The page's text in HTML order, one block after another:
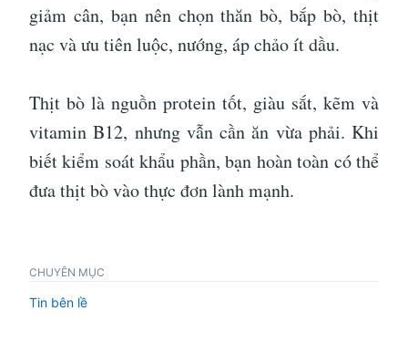
giảm cân, bạn nên chọn thăn bò, bắp bò, thịt
nạc và ưu tiên luộc, nướng, áp chảo ít dầu.
Thịt bò là nguồn protein tốt, giàu sắt, kẽm và
vitamin B12, nhưng vẫn cần ăn vừa phải. Khi
biết kiểm soát khẩu phần, bạn hoàn toàn có thể
đưa thịt bò vào thực đơn lành mạnh.
CHUYÊN MỤC
Tin bên lề